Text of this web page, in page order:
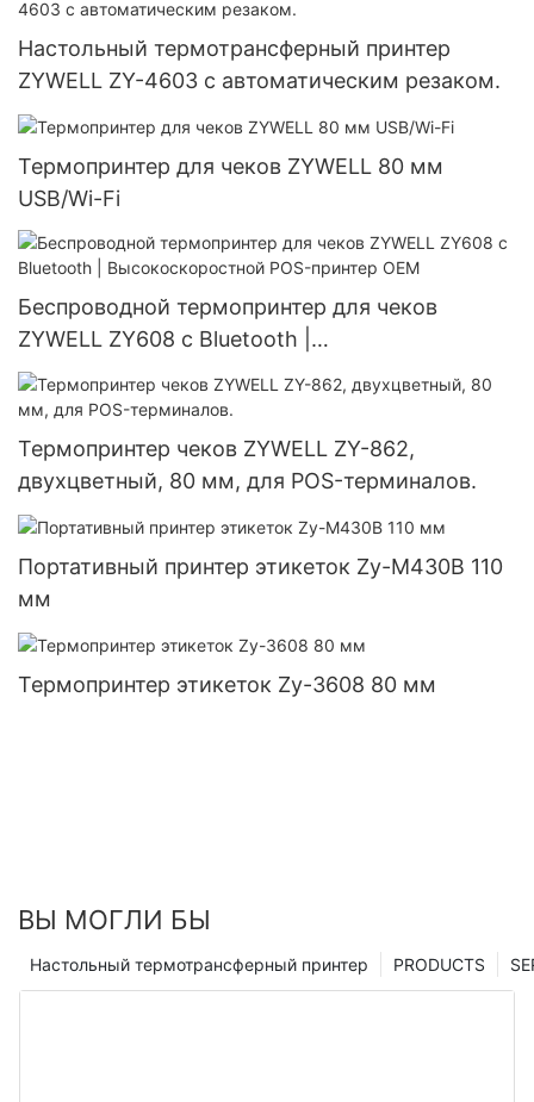
Настольный термотрансферный принтер
ZYWELL ZY-4603 с автоматическим резаком.
Термопринтер для чеков ZYWELL 80 мм
USB/Wi-Fi
Беспроводной термопринтер для чеков
ZYWELL ZY608 с Bluetooth |
Высокоскоростной POS-принтер OEM
Термопринтер чеков ZYWELL ZY-862,
двухцветный, 80 мм, для POS-терминалов.
Портативный принтер этикеток Zy-M430B 110
мм
Термопринтер этикеток Zy-3608 80 мм
ВЫ МОГЛИ БЫ
PRODUCTS
Настольный термотрансферный принтер